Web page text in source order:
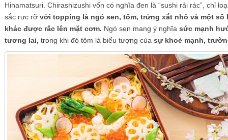
Hinamatsuri. Chirashizushi vốn có nghĩa đen là “sushi rải rác”, chỉ
sắc rực rỡ với topping là ngó sen, tôm, trứng xắt nhỏ và một số
khác được rắc lên mặt cơm. Ngó sen mang ý nghĩa sức mạnh
tương lai, trong khi đó tôm là biểu tượng của sự khoẻ mạnh,